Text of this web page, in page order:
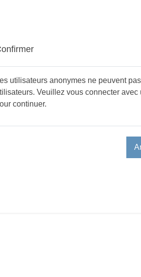
utilisateurs anonymes ne peuvent
Veuillez vous connecter
continuer.